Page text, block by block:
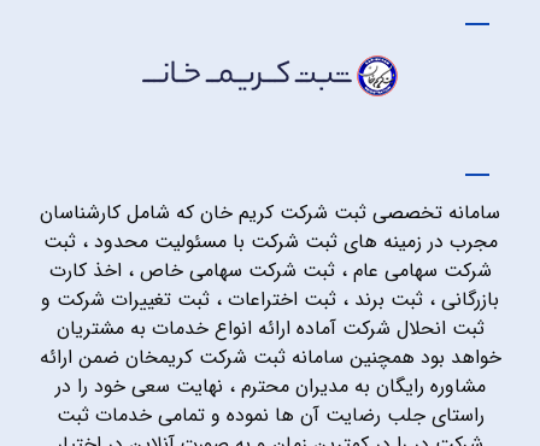
سامانه تخصصی ثبت شرکت کریم خان که شامل کارشناسان
مجرب در زمینه های ثبت شرکت با مسئولیت محدود ، ثبت
شرکت سهامی عام ، ثبت شرکت سهامی خاص ، اخذ کارت
بازرگانی ، ثبت برند ، ثبت اختراعات ، ثبت تغییرات شرکت و
ثبت انحلال شرکت آماده ارائه انواع خدمات به مشتریان
خواهد بود همچنین سامانه ثبت شرکت کریمخان ضمن ارائه
مشاوره رایگان به مدیران محترم ، نهایت سعی خود را در
راستای جلب رضایت آن ها نموده و تمامی خدمات ثبت